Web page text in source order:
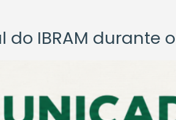
IBRAM durante